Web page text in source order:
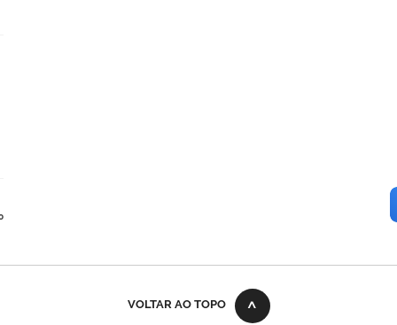
VOLTAR AO TOPO